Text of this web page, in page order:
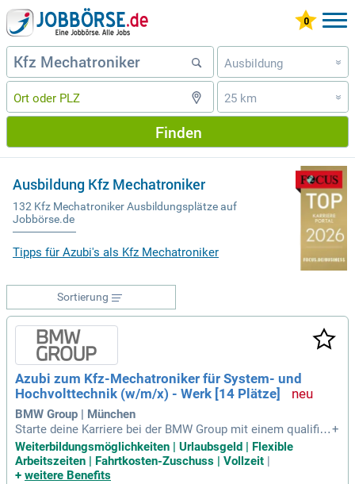
Ausbildung »
25 km »
Finden
Ausbildung Kfz Mechatroniker
132 Kfz Mechatroniker Ausbildungsplätze auf
Jobbörse.de
Tipps für Azubi's als Kfz Mechatroniker
Sortierung
Azubi zum Kfz-Mechatroniker für System- und
Hochvolttechnik (w/m/x) - Werk [14 Plätze]
BMW Group | München
Starte deine Karriere bei der BMW Group mit einem qualifizi
erenden Abschluss der Mittelschule oder der mittleren Reif
e! Genieße eine attraktive Vergütung inklusive Weihnachts-
und Urlaubsgeld sowie flexible Arbeitszeiten. Unsere Ausbil
+
Weiterbildungsmöglichkeiten | Urlaubsgeld | Flexible
Arbeitszeiten | Fahrtkosten-Zuschuss | Vollzeit |
+ weitere Benefits